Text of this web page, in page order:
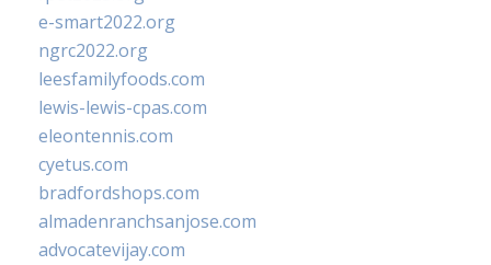
e-smart2022.org
ngrc2022.org
leesfamilyfoods.com
lewis-lewis-cpas.com
eleontennis.com
cyetus.com
bradfordshops.com
almadenranchsanjose.com
advocatevijay.com